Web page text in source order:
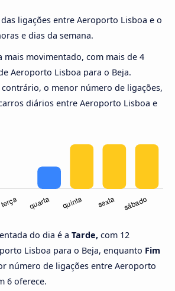
ligações entre Aeroporto Lisboa e o
e dias da semana.
mais movimentado, com mais de 4
Aeroporto Lisboa para o Beja.
o menor número de ligações,
diários entre Aeroporto Lisboa e
do dia é a Tarde, com 12
Lisboa para o Beja, enquanto Fim
número de ligações entre Aeroporto
6 oferece.